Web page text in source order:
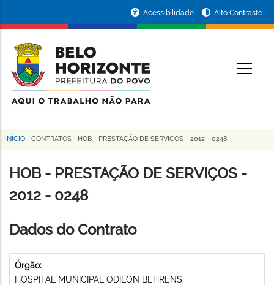
conteúdo
principal
da
Prefeitura
de
Horizonte
Acessibilidade Alto Contraste
Trilha
de
navegação
INÍCIO - CONTRATOS - HOB - PRESTAÇÃO DE SERVIÇOS - 2012 - 0248
HOB - PRESTAÇÃO DE SERVIÇOS -
2012 - 0248
Dados do Contrato
Órgão:
HOSPITAL MUNICIPAL ODILON BEHRENS